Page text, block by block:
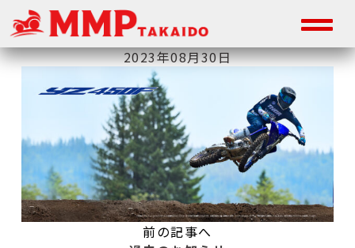
2023年08月30日
前の記事へ